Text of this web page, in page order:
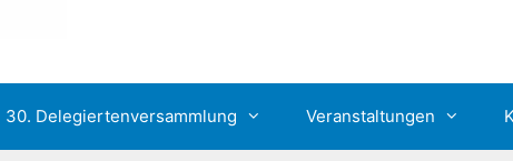
30. Delegiertenversammlung Veranstaltungen